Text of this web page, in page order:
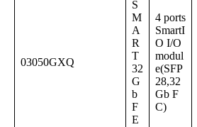
03050GXQ
S
M
A
R
T
32
G
b
F
E
4 ports
SmartI
O I/O
modul
e(SFP
28,32
Gb F
C)